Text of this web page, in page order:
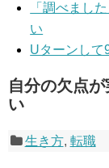
「調べまし
い
Uターンして
自分の欠点
い
生き方, 転職